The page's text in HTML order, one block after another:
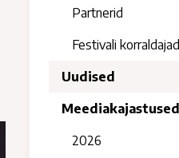
Partnerid
Festivali korraldajad
Uudised
Meediakajastused
2026